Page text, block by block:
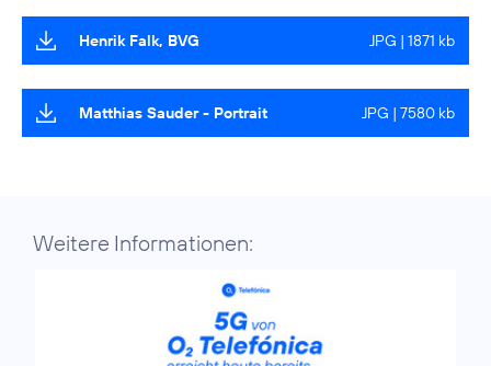
Henrik Falk, BVG JPG | 1871 kb
Matthias Sauder - Portrait JPG | 7580 kb
Weitere Informationen: